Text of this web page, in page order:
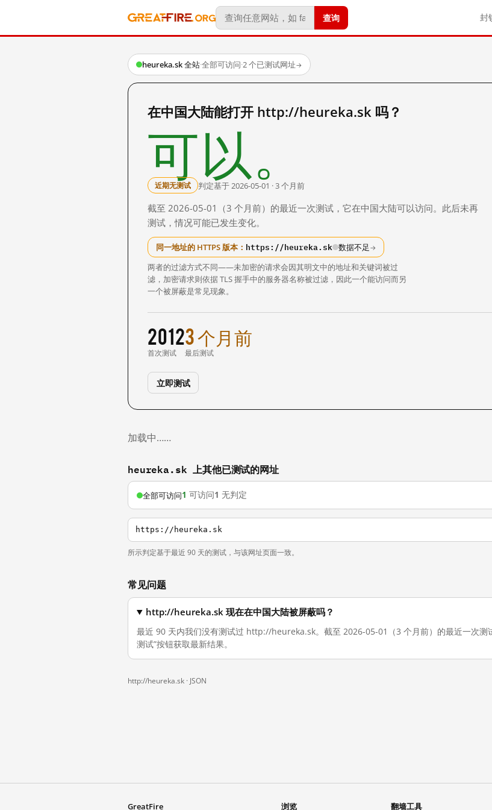
查询 封
heureka.sk 全站·全部可访问·2 个已测试网址→
在中国大陆能打开 http://heureka.sk 吗？
可以。
近期无测试 判定基于 2026-05-01 · 3 个月前
截至 2026-05-01（3 个月前）的最近一次测试，它在中国大陆可以访问。此后未再
测试，情况可能已发生变化。
同一地址的 HTTPS 版本： https://heureka.sk 数据不足 →
两者的过滤方式不同——未加密的请求会因其明文中的地址和关键词被过
滤，加密请求则依据 TLS 握手中的服务器名称被过滤，因此一个能访问而另
一个被屏蔽是常见现象。
2012
首次测试
3 个月前
最后测试
立即测试
加载中……
heureka.sk 上其他已测试的网址
全部可访问1 可访问1 无判定
https://heureka.sk
所示判定基于最近 90 天的测试，与该网址页面一致。
常见问题
http://heureka.sk 现在在中国大陆被屏蔽吗？
最近 90 天内我们没有测试过 http://heureka.sk。截至 2026-05-01（3 个月前）的最近一次测
测试”按钮获取最新结果。
http://heureka.sk · JSON
GreatFire 浏览 翻墙工具